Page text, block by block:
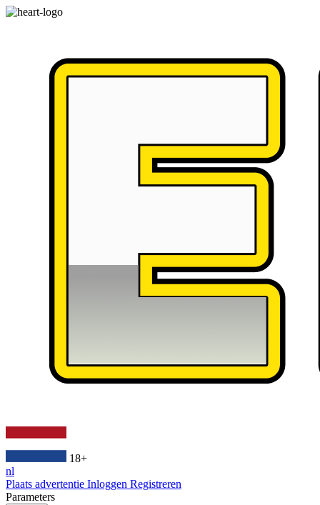
18+
nl
Plaats advertentie Inloggen Registreren
Parameters